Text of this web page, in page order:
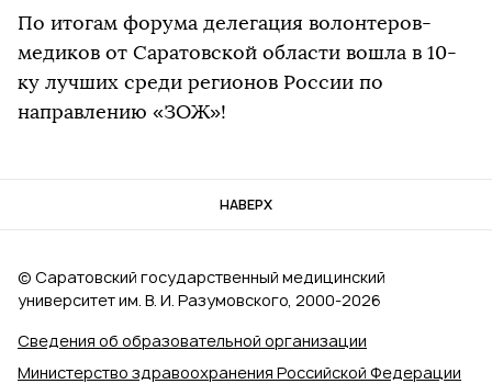
По итогам форума делегация волонтеров-
медиков от Саратовской области вошла в 10-
ку лучших среди регионов России по
направлению «ЗОЖ»!
НАВЕРХ
Сведения об образовательной организации
Министерство здравоохранения Российской Федерации
© Саратовский государственный медицинский
университет им. В. И. Разумовского, 2000‑2026